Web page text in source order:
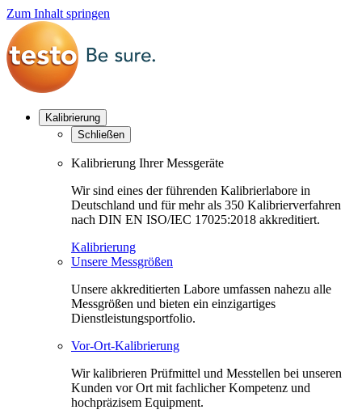
Zum Inhalt springen
Kalibrierung
Schließen
Kalibrierung Ihrer Messgeräte
Wir sind eines der führenden Kalibrierlabore in
Deutschland und für mehr als 350 Kalibrierverfahren
nach DIN EN ISO/IEC 17025:2018 akkreditiert.
Kalibrierung
Unsere Messgrößen
Unsere akkreditierten Labore umfassen nahezu alle
Messgrößen und bieten ein einzigartiges
Dienstleistungsportfolio.
Vor-Ort-Kalibrierung
Wir kalibrieren Prüfmittel und Messtellen bei unseren
Kunden vor Ort mit fachlicher Kompetenz und
hochpräzisem Equipment.